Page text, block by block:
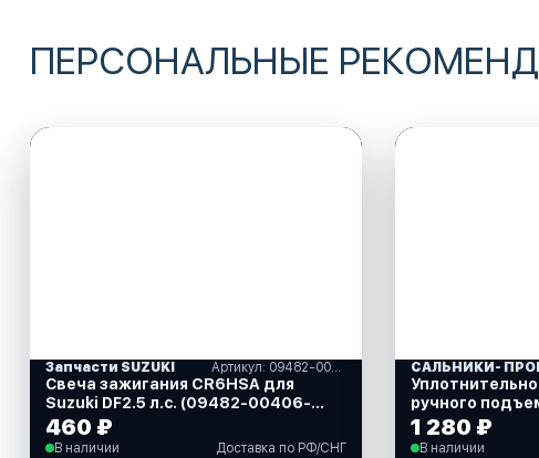
ПЕРСОНАЛЬНЫЕ
Запчасти SUZUKI Артикул: 09482-00406-000
Свеча зажигания CR6HSA для
Suzuki DF2.5 л.с. (09482-00406-
000)
460 ₽
В наличии Доставка по РФ/СНГ
ручного
40 л.с.
1 280 ₽
В наличии